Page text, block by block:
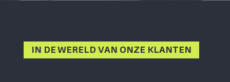
IN DE WERELD VAN ONZE KLANTEN